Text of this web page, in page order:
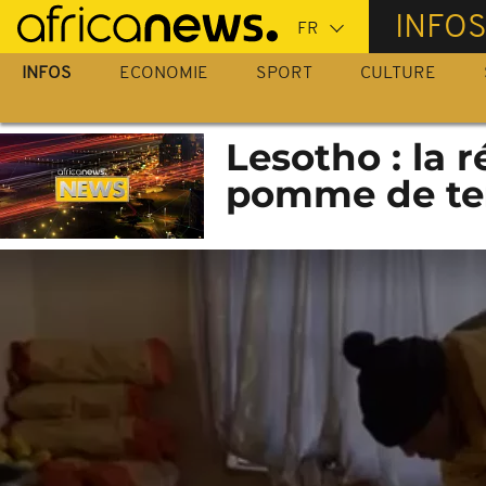
Passer
au
contenu
INFOS
INFOS ECONOMIE SPORT CULTURE
Lesotho : la
pomme de